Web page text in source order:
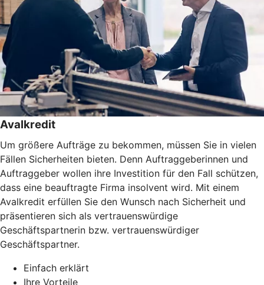
Avalkredit
Um größere Aufträge zu bekommen, müssen Sie in vielen
Fällen Sicherheiten bieten. Denn Auftraggeberinnen und
Auftraggeber wollen ihre Investition für den Fall schützen,
dass eine beauftragte Firma insolvent wird. Mit einem
Avalkredit erfüllen Sie den Wunsch nach Sicherheit und
präsentieren sich als vertrauenswürdige
Geschäftspartnerin bzw. vertrauenswürdiger
Geschäftspartner.
Einfach erklärt
Ihre Vorteile